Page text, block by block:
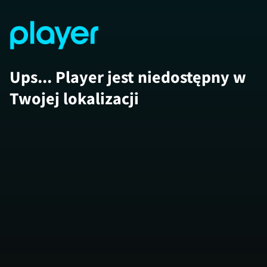
Ups... Player jest niedostępny w
Twojej lokalizacji